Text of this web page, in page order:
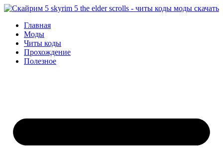
Перейти
содержимому
Главная
Моды
Читы коды
Прохождение
Полезное